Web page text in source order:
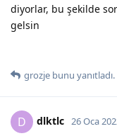
diyorlar, bu şekilde
gelsin
grozje bunu yanıtladı.
D dlktlc 26 Oca